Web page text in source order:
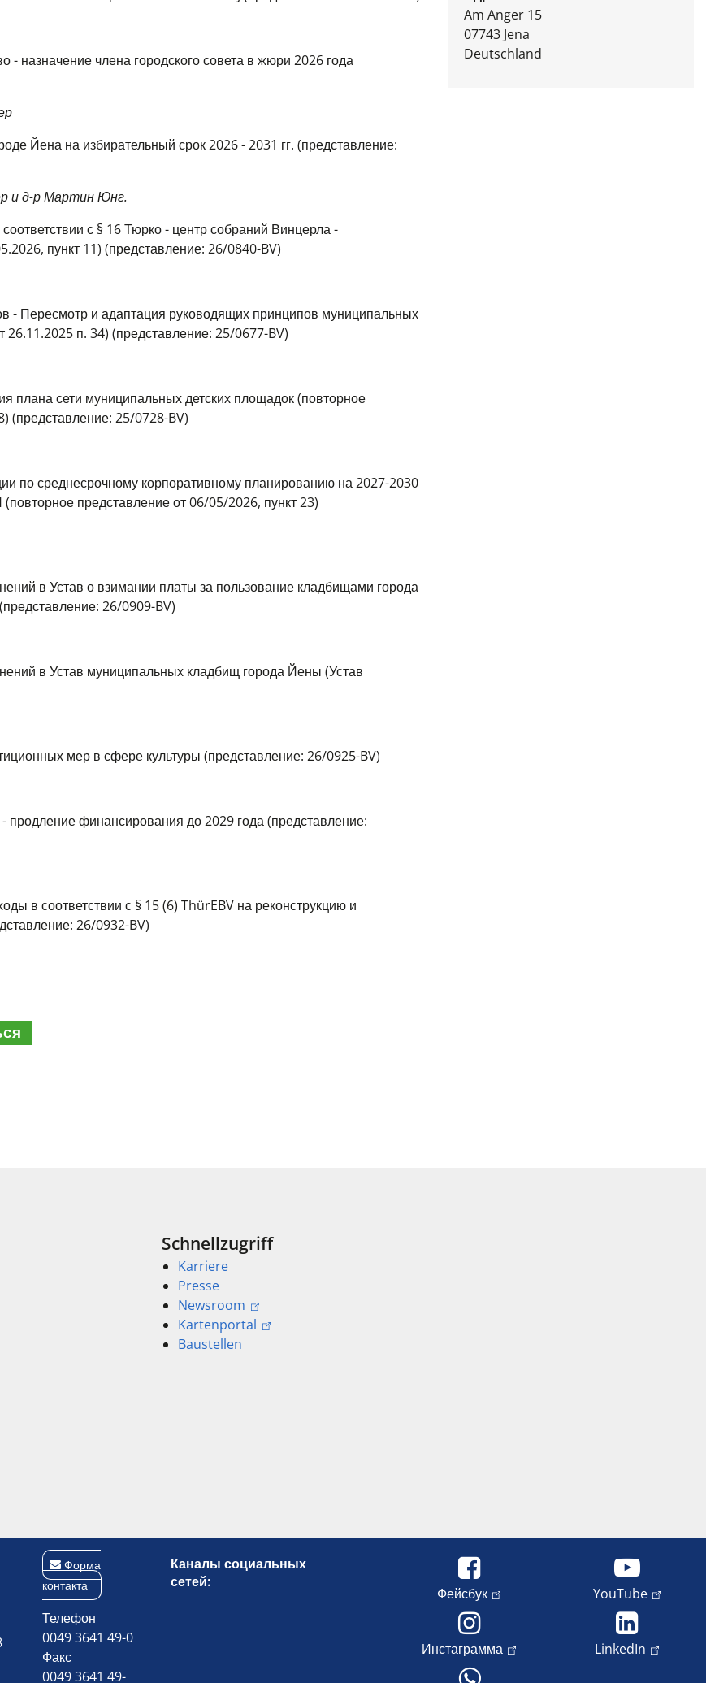
назначение члена городского совета в жюри 2026 года
Йена на избирательный срок 2026 - 2031 гг. (представление:
и д-р Мартин Юнг.
с § 16 Тюрко - центр собраний Винцерла -
пункт 11) (представление: 26/0840-BV)
- Пересмотр и адаптация руководящих принципов муниципальных
26.11.2025 п. 34) (представление: 25/0677-BV)
плана сети муниципальных детских площадок (повторное
(представление: 25/0728-BV)
по среднесрочному корпоративному планированию на 2027-2030
представление от 06/05/2026, пункт 23)
в Устав о взимании платы за пользование кладбищами города
26/0909-BV)
в Устав муниципальных кладбищ города Йены (Устав
мер в сфере культуры (представление: 26/0925-BV)
продление финансирования до 2029 года (представление:
в соответствии с § 15 (6) ThürEBV на реконструкцию и
26/0932-BV)
Am Anger 15
07743 Jena
Deutschland
Schnellzugriff
Karriere
Presse
Newsroom
Kartenportal
Baustellen
Форма
контакта
Телефон
0049 3641 49-0
Факс
0049 3641 49-
Каналы социальных
сетей:
Фейсбук YouTube
Инстаграмма LinkedIn